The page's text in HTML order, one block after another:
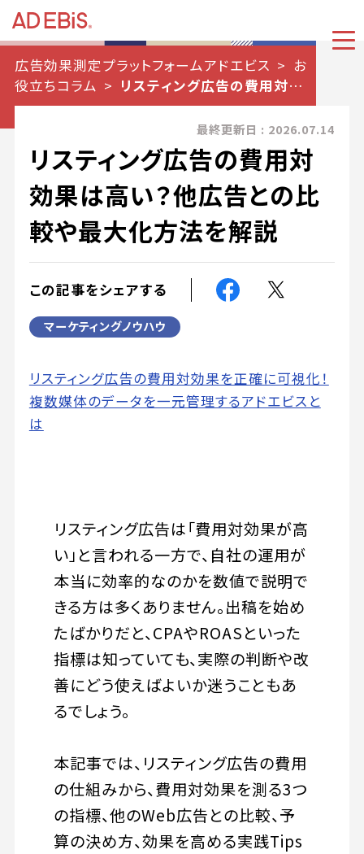
広告効果測定プラットフォームアドエビス
お
役立ちコラム
リスティング広告の費用対効
果は高い？他広告との比較や最大化方法を解説
最終更新日 : 2026.07.14
リスティング広告の費用対
効果は高い？他広告との比
較や最大化方法を解説
この記事をシェアする
マーケティングノウハウ
リスティング広告の費用対効果を正確に可視化！
複数媒体のデータを一元管理するアドエビスと
は
リスティング広告は「費用対効果が高
い」と言われる一方で、自社の運用が
本当に効率的なのかを数値で説明で
きる方は多くありません。出稿を始め
たばかりだと、CPAやROASといった
指標は知っていても、実際の判断や改
善にどう使えばよいか迷うこともあ
るでしょう。
本記事では、リスティング広告の費用
の仕組みから、費用対効果を測る3つ
の指標、他のWeb広告との比較、予
算の決め方、効果を高める実践Tips